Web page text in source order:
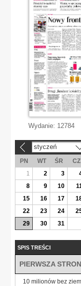
Wydanie: 12784
styczeń
PN WT ŚR CZ
1
2 3
8
9 10
15
16 17
22
23 24
29
30 31
SPIS TREŚCI
PIERWSZA
10 milionów bez